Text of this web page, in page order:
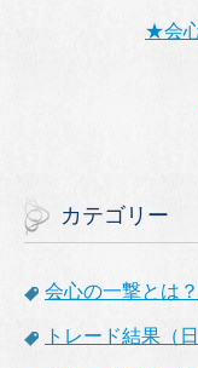
★会
カテゴリー
会心の一撃とは？
トレード結果（日